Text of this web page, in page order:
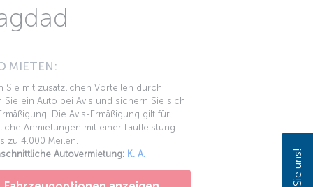
MIETEN:
Sie mit zusätzlichen Vorteilen durch.
Sie ein Auto bei Avis und sichern Sie sich
Die Avis-Ermäßigung gilt für
Anmietungen mit einer Laufleistung
zu 4.000 Meilen.
Autovermietung: K. A.